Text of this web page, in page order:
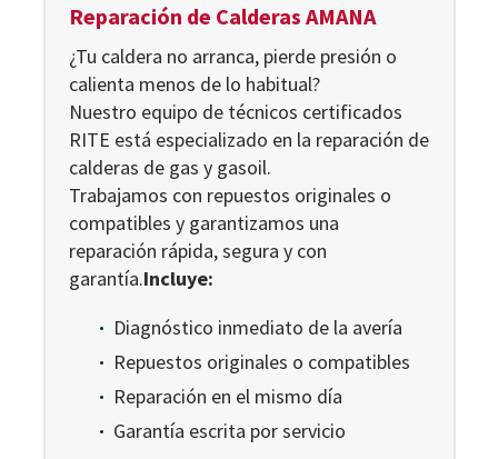
Reparación de Calderas AMANA
¿Tu caldera no arranca, pierde presión o
calienta menos de lo habitual?
Nuestro equipo de técnicos certificados
RITE está especializado en la reparación de
calderas de gas y gasoil.
Trabajamos con repuestos originales o
compatibles y garantizamos una
reparación rápida, segura y con
garantía.Incluye:
Diagnóstico inmediato de la avería
Repuestos originales o compatibles
Reparación en el mismo día
Garantía escrita por servicio